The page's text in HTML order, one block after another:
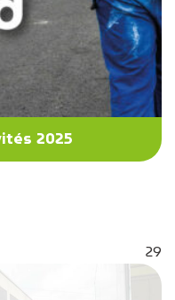
2025
29